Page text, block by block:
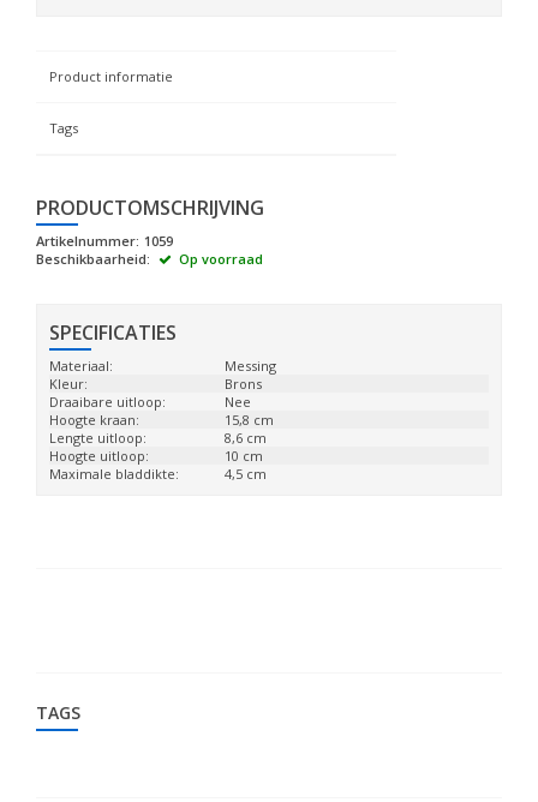
Product informatie
Tags
PRODUCTOMSCHRIJVING
Artikelnummer: 1059
Beschikbaarheid:
Op voorraad
SPECIFICATIES
Materiaal:
Messing
Kleur:
Brons
Draaibare uitloop:
Nee
Hoogte kraan:
15,8 cm
Lengte uitloop:
8,6 cm
Hoogte uitloop:
10 cm
Maximale bladdikte:
4,5 cm
TAGS